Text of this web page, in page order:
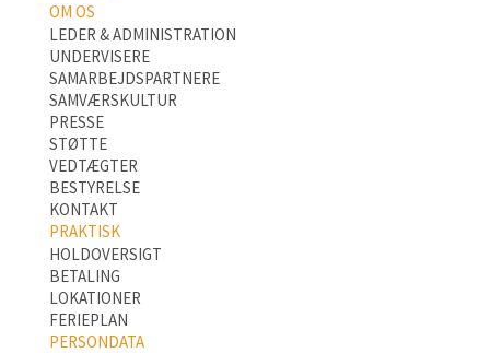
OM OS
LEDER & ADMINISTRATION
UNDERVISERE
SAMARBEJDSPARTNERE
SAMVÆRSKULTUR
PRESSE
STØTTE
VEDTÆGTER
BESTYRELSE
KONTAKT
PRAKTISK
HOLDOVERSIGT
BETALING
LOKATIONER
FERIEPLAN
PERSONDATA